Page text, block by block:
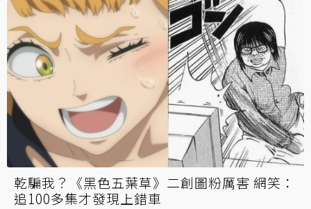
乾騙我？《黑色五葉草》二創圖粉厲害 網笑：
追100多集才發現上錯車